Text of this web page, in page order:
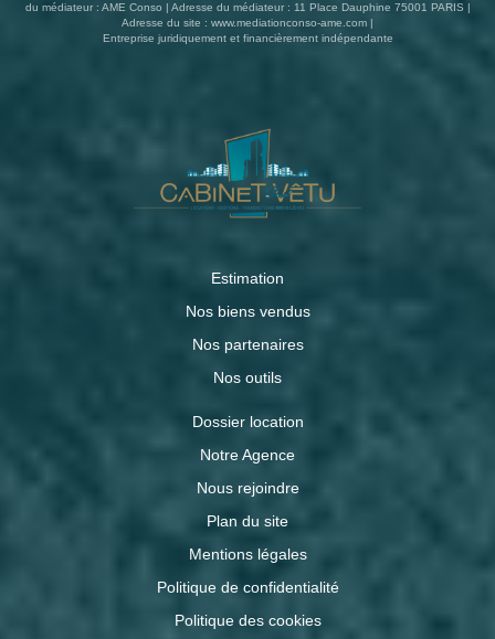
du médiateur : AME Conso | Adresse du médiateur : 11 Place Dauphine 75001 PARIS |
Adresse du site : www.mediationconso-ame.com |
Entreprise juridiquement et financièrement indépendante
Estimation
Nos biens vendus
Nos partenaires
Nos outils
Dossier location
Notre Agence
Nous rejoindre
Plan du site
Mentions légales
Politique de confidentialité
Politique des cookies